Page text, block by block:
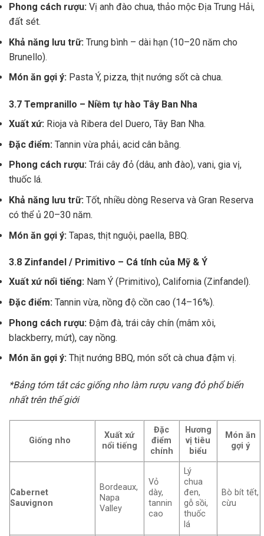
Phong cách rượu: Vị anh đào chua, thảo mộc Địa Trung Hải,
đất sét.
Khả năng lưu trữ: Trung bình – dài hạn (10–20 năm cho
Brunello).
Món ăn gợi ý: Pasta Ý, pizza, thịt nướng sốt cà chua.
3.7 Tempranillo – Niềm tự hào Tây Ban Nha
Xuất xứ: Rioja và Ribera del Duero, Tây Ban Nha.
Đặc điểm: Tannin vừa phải, acid cân bằng.
Phong cách rượu: Trái cây đỏ (dâu, anh đào), vani, gia vị,
thuốc lá.
Khả năng lưu trữ: Tốt, nhiều dòng Reserva và Gran Reserva
có thể ủ 20–30 năm.
Món ăn gợi ý: Tapas, thịt nguội, paella, BBQ.
3.8 Zinfandel / Primitivo – Cá tính của Mỹ & Ý
Xuất xứ nổi tiếng: Nam Ý (Primitivo), California (Zinfandel).
Đặc điểm: Tannin vừa, nồng độ cồn cao (14–16%).
Phong cách rượu: Đậm đà, trái cây chín (mâm xôi,
blackberry, mứt), cay nồng.
Món ăn gợi ý: Thịt nướng BBQ, món sốt cà chua đậm vị.
*Bảng tóm tắt các giống nho làm rượu vang đỏ phổ biến
nhất trên thế giới
Giống nho
Xuất xứ
nổi tiếng
Đặc
điểm
chính
Hương
vị tiêu
biểu
Món ăn
gợi ý
Cabernet
Sauvignon
Bordeaux,
Napa
Valley
Vỏ
dày,
tannin
cao
Lý
chua
đen,
gỗ sồi,
thuốc
lá
Bò bít tết,
cừu